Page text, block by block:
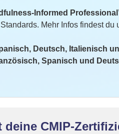
Informed
Mehr Infos findest du
Deutsch, Italienisch
Spanisch und
CMIP-